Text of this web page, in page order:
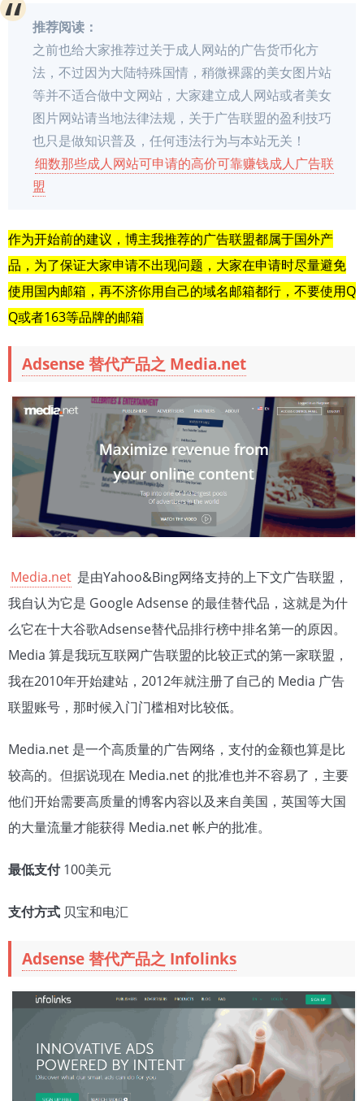
推荐阅读：
之前也给大家推荐过关于成人网站的广告货币化方
法，不过因为大陆特殊国情，稍微裸露的美女图片站
等并不适合做中文网站，大家建立成人网站或者美女
图片网站请当地法律法规，关于广告联盟的盈利技巧
也只是做知识普及，任何违法行为与本站无关！
细数那些成人网站可申请的高价可靠赚钱成人广告联
盟
作为开始前的建议，博主我推荐的广告联盟都属于国外产
品，为了保证大家申请不出现问题，大家在申请时尽量避免
使用国内邮箱，再不济你用自己的域名邮箱都行，不要使用Q
Q或者163等品牌的邮箱
Adsense 替代产品之 Media.net
Media.net 是由Yahoo&Bing网络支持的上下文广告联盟，
我自认为它是 Google Adsense 的最佳替代品，这就是为什
么它在十大谷歌Adsense替代品排行榜中排名第一的原因。
Media 算是我玩互联网广告联盟的比较正式的第一家联盟，
我在2010年开始建站，2012年就注册了自己的 Media 广告
联盟账号，那时候入门门槛相对比较低。
Media.net 是一个高质量的广告网络，支付的金额也算是比
较高的。但据说现在 Media.net 的批准也并不容易了，主要
他们开始需要高质量的博客内容以及来自美国，英国等大国
的大量流量才能获得 Media.net 帐户的批准。
最低支付100美元
支付方式 贝宝和电汇
Adsense 替代产品之 Infolinks